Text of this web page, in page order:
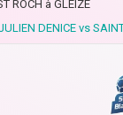
ROCH à GLEIZE
DENICE vs